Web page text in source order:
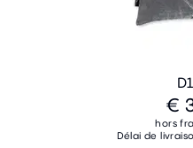
€
hors
Délai de